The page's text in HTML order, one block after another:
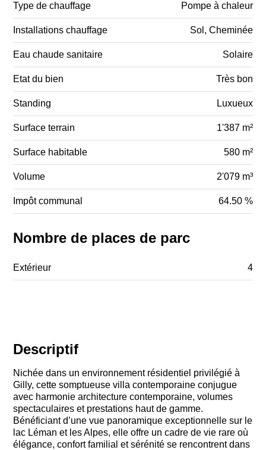
Descriptif
Nichée dans un environnement résidentiel privilégié à
Gilly, cette somptueuse villa contemporaine conjugue
avec harmonie architecture contemporaine, volumes
spectaculaires et prestations haut de gamme.
Bénéficiant d’une vue panoramique exceptionnelle sur le
lac Léman et les Alpes, elle offre un cadre de vie rare où
élégance, confort familial et sérénité se rencontrent dans
Type de chauffage Pompe à chaleur
Installations chauffage Sol, Cheminée
Eau chaude sanitaire Solaire
Etat du bien Très bon
Standing Luxueux
Surface terrain 1'387 m²
Surface habitable 580 m²
Volume 2'079 m³
Impôt communal 64.50 %
Nombre de places de parc
Extérieur 4